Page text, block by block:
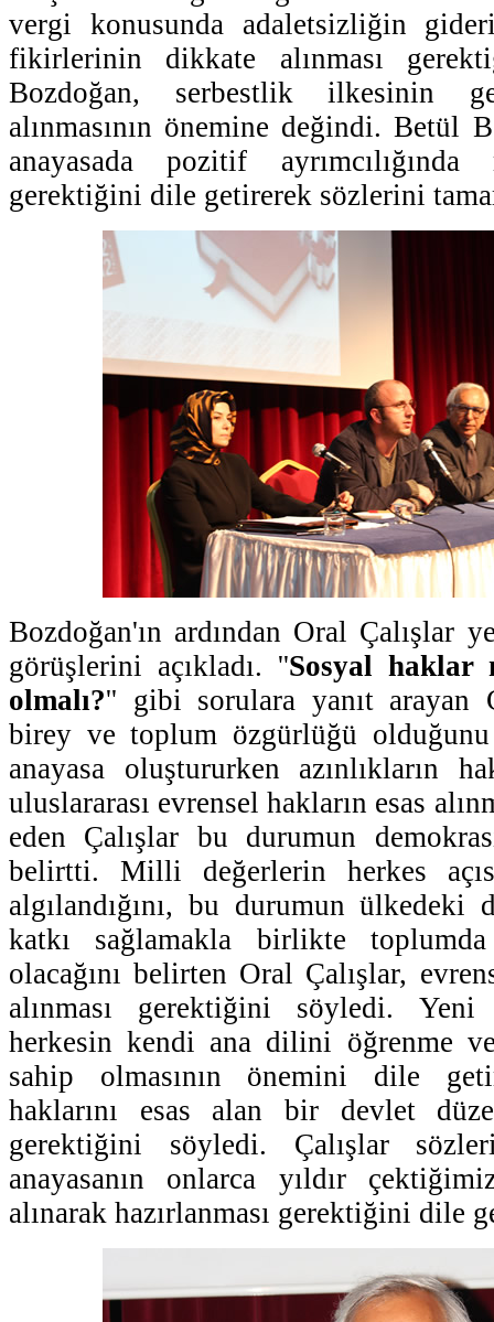
vergi konusunda adaletsizliğin
fikirlerinin dikkate alınması
Bozdoğan, serbestlik ilkesinin
alınmasının önemine değindi. Betül
anayasada pozitif
gerektiğini dile getirerek sözlerini
Bozdoğan'ın ardından Oral Çalışlar
görüşlerini açıkladı. ''Sosyal haklar
olmalı?'' gibi sorulara yanıt arayan
birey ve toplum özgürlüğü
anayasa oluştururken azınlıkların
uluslararası evrensel hakların esas
eden Çalışlar bu durumun
belirtti. Milli değerlerin herkes
algılandığını, bu durumun ülkedeki
katkı sağlamakla birlikte toplumda
olacağını belirten Oral Çalışlar,
alınması gerektiğini söyledi. Yeni
herkesin kendi ana dilini öğrenme
sahip olmasının önemini dile
haklarını esas alan bir devlet
gerektiğini söyledi. Çalışlar
anayasanın onlarca yıldır
alınarak hazırlanması gerektiğini dile